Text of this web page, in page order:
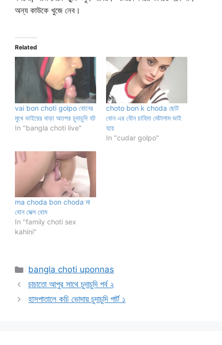
অন্য কাউকে খুজে নেব।
Related
vai bon choti golpo বোনের
মুখে ভাইয়ের বাড়া অতপর চুদাচুদি হট
In "bangla choti live"
choto bon k choda ছোট
বোন এর যৌন চাহিদা মেটালাম ভাই
হয়ে
In "cudar golpo"
ma choda bon choda মা
বোন সেক্স বোম
In "family choti sex
kahini"
Categories
bangla choti uponnas
চাচাতো আপুর সাথে চুদাচুদি পর্ব ২
হাসপাতালে কচি ভোদায় চুদাচুদি পার্ট ১